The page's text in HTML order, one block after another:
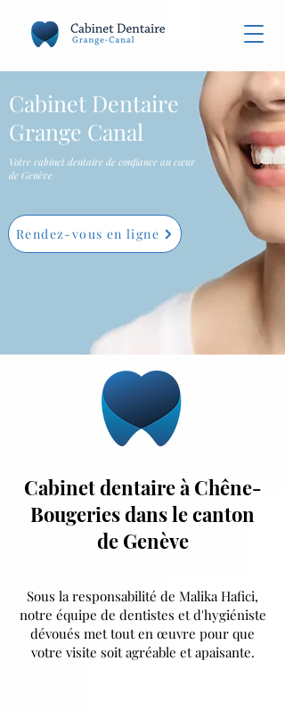
Cabinet Dentaire
Grange Canal
Votre cabinet dentaire de confiance au cœur
de Genève
Rendez-vous en ligne
Cabinet dentaire à Chêne-
Bougeries dans le canton
de Genève
Sous la responsabilité de Malika Hafici,
notre équipe de dentistes et d'hygiéniste
dévoués met tout en œuvre pour que
votre visite soit agréable et apaisante.